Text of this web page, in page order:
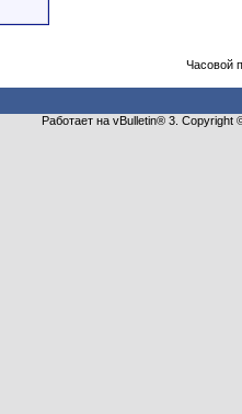
Часовой
Работает на vBulletin® 3.